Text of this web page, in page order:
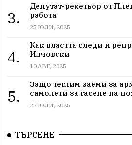
3.
Депутат-рекетьор от
работа
25 ЮЛИ, 2025
4.
Как властта следи и
Илчовски
10 АВГ, 2025
5.
Защо теглим заеми за
самолети за гасене на
27 ЮЛИ, 2025
ТЪРСЕНЕ